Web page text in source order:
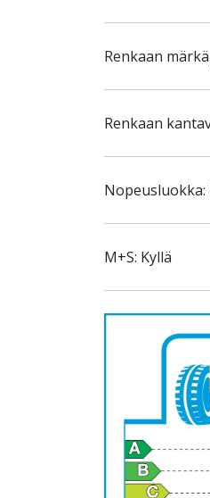
Renkaan
Renkaan
Nopeusluokka:
M+S: Kyllä